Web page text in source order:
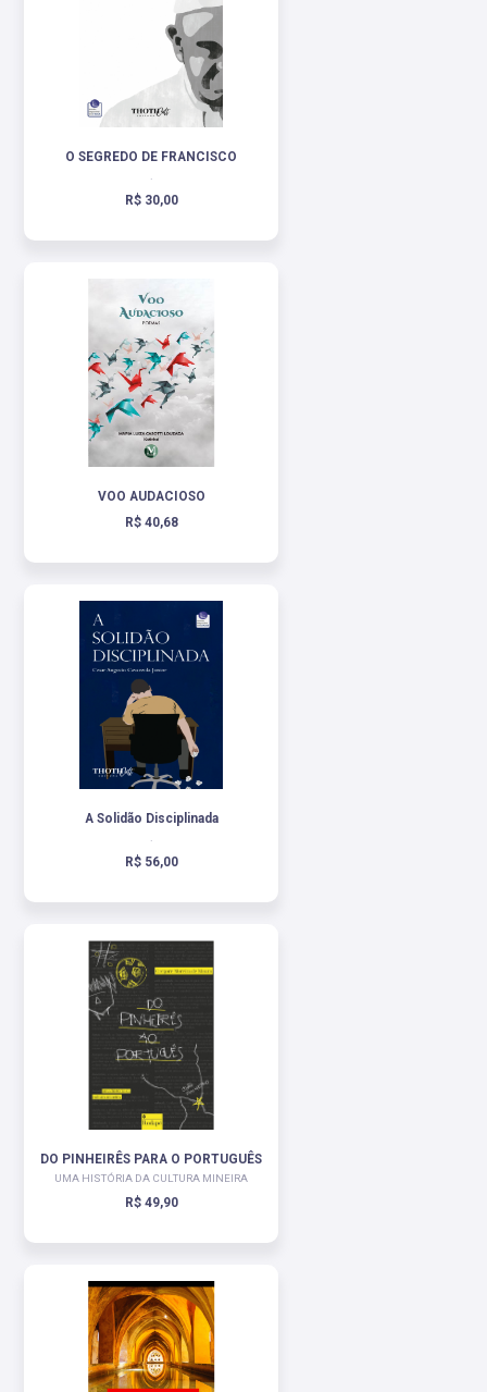
O SEGREDO DE FRANCISCO
R$ 30,00
VOO AUDACIOSO
R$ 40,68
A Solidão Disciplinada
.
R$ 56,00
DO PINHEIRÊS PARA O PORTUGUÊS
UMA HISTÓRIA DA CULTURA MINEIRA
R$ 49,90